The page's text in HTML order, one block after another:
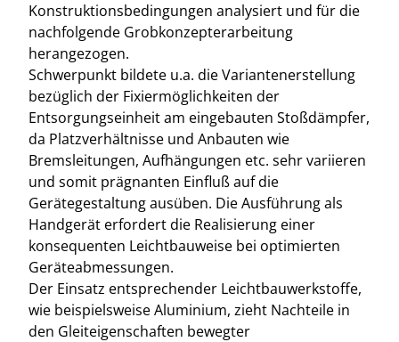
Konstruktionsbedingungen analysiert und für die
nachfolgende Grobkonzepterarbeitung
herangezogen.
Schwerpunkt bildete u.a. die Variantenerstellung
bezüglich der Fixiermöglichkeiten der
Entsorgungseinheit am eingebauten Stoßdämpfer,
da Platzverhältnisse und Anbauten wie
Bremsleitungen, Aufhängungen etc. sehr variieren
und somit prägnanten Einfluß auf die
Gerätegestaltung ausüben. Die Ausführung als
Handgerät erfordert die Realisierung einer
konsequenten Leichtbauweise bei optimierten
Geräteabmessungen.
Der Einsatz entsprechender Leichtbauwerkstoffe,
wie beispielsweise Aluminium, zieht Nachteile in
den Gleiteigenschaften bewegter